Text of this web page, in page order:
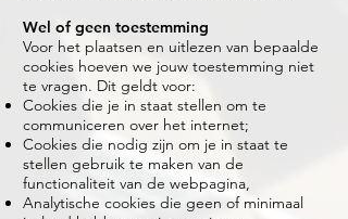
Wel of geen toestemming
Voor het plaatsen en uitlezen van bepaalde
cookies hoeven we jouw toestemming niet
te vragen. Dit geldt voor:
Cookies die je in staat stellen om te
communiceren over het internet;
Cookies die nodig zijn om je in staat te
stellen gebruik te maken van de
functionaliteit van de webpagina,
Analytische cookies die geen of minimaal